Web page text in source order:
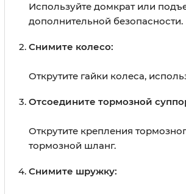
Используйте домкрат или
дополнительной безопасности.
Снимите колесо:
Открутите гайки колеса,
Отсоедините тормозной
Открутите крепления
тормозной шланг.
Снимите шружку: